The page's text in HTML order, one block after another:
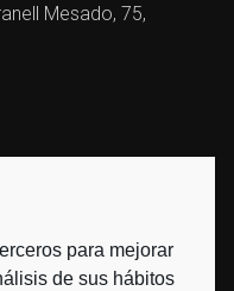
para mejorar
de sus hábitos
Mesado, 75,